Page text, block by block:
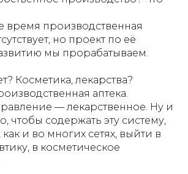
время производственная
но проект по её
мы прорабатываем.
Косметика, лекарства?
аптека.
— лекарственное. Ну и
чтобы содержать эту систему,
и во многих сетях, выйти в
в косметическое